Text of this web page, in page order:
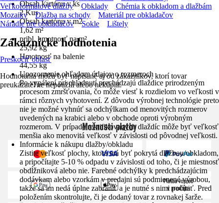
Obsah kartónu v ks
2 Kus
Obsah kartónu v m2
1,62 m²
pribl. hmotnosť na m²
25,92 kg
Hmotnosť na balenie
44,55 kg
Upozornenie ohľadom údajov o rozmeroch
Po vypálení pri chladnutí prechádzajú dlaždice prirodzeným
procesom zmršťovania, čo môže viesť k rozdielom vo veľkosti v
rámci rôznych vyhotovení. Z dôvodu výrobnej technológie preto
nie je možné vyhnúť sa odchýlkam od menovitých rozmerov
uvedených na krabici alebo v obchode oproti výrobným
rozmerom. V prípade rektifikovaných dlaždíc môže byť veľkosť
menšia ako menovitá veľkosť v závislosti od pôvodnej veľkosti.
Informácie k nákupu dlažby/obkladu
Zistite veľkosť plochy, ktorá má byť pokrytá dlažbou/obkladom,
a pripočítajte 5-10 % odpadu v závislosti od toho, či je miestnosť
obdĺžniková alebo nie. Farebné odchýlky k predchádzajúcim
dodávkam alebo vzorkám v predajni sú podmienené výrobou,
takže sa im nedá úplne zabrániť a je nutné s nimi počítať. Pred
položením skontrolujte, či je dodaný tovar z rovnakej šarže.
Veľkoformátové dlažby
Obklady
Chémia k obkladom a dlažbám
Mozaiky
Dlažba na schody
Materiál pre obkladačov
Náradie pre obkladačov
Sokle Lištely
Zákaznícke hodnotenia
Preskočiť oblasť
Hodnotenia môžu byť napísané aj od zákazníkov, ktorí tovar
preukázateľne nepoužili alebo nekúpili.
Možnosti platby